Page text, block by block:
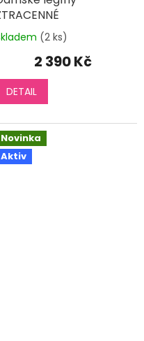
produktu
5,0
(2 ks)
2 390 Kč
DETAIL
Novinka
Aktiv